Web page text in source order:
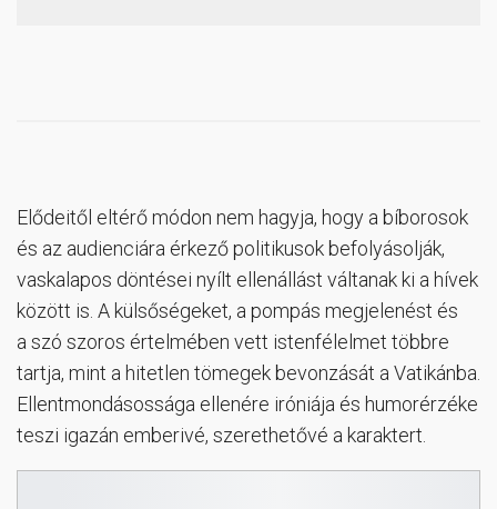
Elődeitől eltérő módon nem hagyja, hogy a bíborosok
és az audienciára érkező politikusok befolyásolják,
vaskalapos döntései nyílt ellenállást váltanak ki a hívek
között is. A külsőségeket, a pompás megjelenést és
a szó szoros értelmében vett istenfélelmet többre
tartja, mint a hitetlen tömegek bevonzását a Vatikánba.
Ellentmondásossága ellenére iróniája és humorérzéke
teszi igazán emberivé, szerethetővé a karaktert.